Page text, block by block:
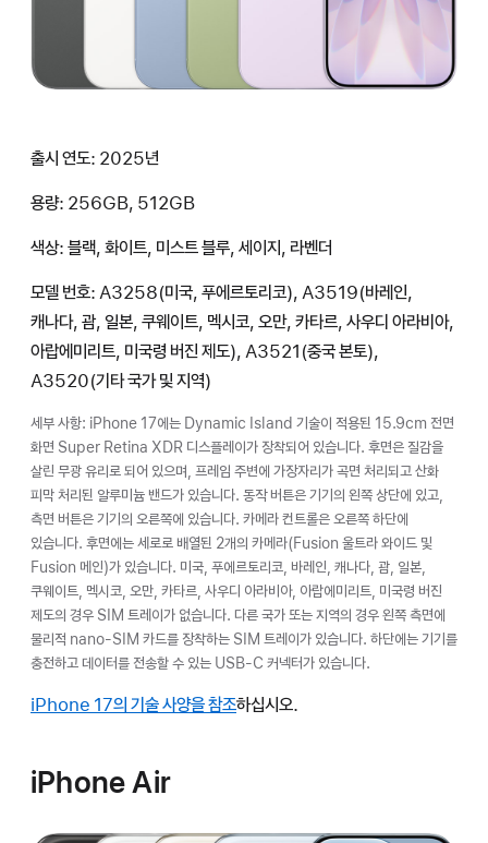
출시 연도: 2025년
용량: 256GB, 512GB
색상: 블랙, 화이트, 미스트 블루, 세이지, 라벤더
모델 번호: A3258(미국, 푸에르토리코), A3519(바레인,
캐나다, 괌, 일본, 쿠웨이트, 멕시코, 오만, 카타르, 사우디 아라비아,
아랍에미리트, 미국령 버진 제도), A3521(중국 본토),
A3520(기타 국가 및 지역)
세부 사항: iPhone 17에는 Dynamic Island 기술이 적용된 15.9cm 전면
화면 Super Retina XDR 디스플레이가 장착되어 있습니다. 후면은 질감을
살린 무광 유리로 되어 있으며, 프레임 주변에 가장자리가 곡면 처리되고 산화
피막 처리된 알루미늄 밴드가 있습니다. 동작 버튼은 기기의 왼쪽 상단에 있고,
측면 버튼은 기기의 오른쪽에 있습니다. 카메라 컨트롤은 오른쪽 하단에
있습니다. 후면에는 세로로 배열된 2개의 카메라(Fusion 울트라 와이드 및
Fusion 메인)가 있습니다. 미국, 푸에르토리코, 바레인, 캐나다, 괌, 일본,
쿠웨이트, 멕시코, 오만, 카타르, 사우디 아라비아, 아랍에미리트, 미국령 버진
제도의 경우 SIM 트레이가 없습니다. 다른 국가 또는 지역의 경우 왼쪽 측면에
물리적 nano-SIM 카드를 장착하는 SIM 트레이가 있습니다. 하단에는 기기를
충전하고 데이터를 전송할 수 있는 USB-C 커넥터가 있습니다.
iPhone 17의 기술 사양을 참조하십시오.
iPhone Air